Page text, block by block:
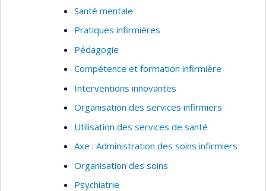
système de santé.
Cliniques IPS
Soins de première ligne
Modèles organisationnels en première ligne
Role des infirmières en première ligne
Infirmières praticiennes spécialisées
Qualité des soins
Indicateurs de qualité
Santé mentale
Pratiques infirmières
Pédagogie
Compétence et formation infirmière
Interventions innovantes
Organisation des services infirmiers
Utilisation des services de santé
Axe : Administration des soins infirmiers
Organisation des soins
Psychiatrie